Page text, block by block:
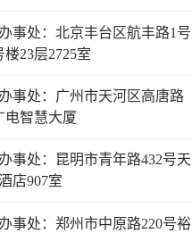
事处：北京丰台区航丰路1号
楼23层2725室
事处：广州市天河区高唐路
电智慧大厦
事处：昆明市青年路432号天
店907室
事处：郑州市中原路220号裕